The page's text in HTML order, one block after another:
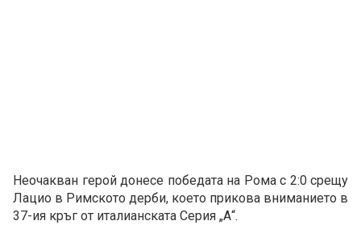
Неочакван герой донесе победата на Рома с 2:0 срещу
Лацио в Римското дерби, което прикова вниманието в
37-ия кръг от италианската Серия „А“.